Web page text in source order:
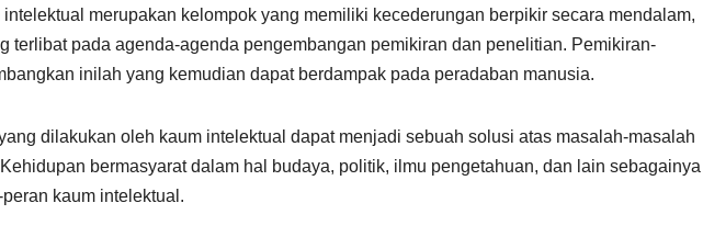
intelektual merupakan kelompok yang memiliki kecederungan berpikir secara mendalam,
terlibat pada agenda-agenda pengembangan pemikiran dan penelitian. Pemikiran-
inilah yang kemudian dapat berdampak pada peradaban manusia.
dilakukan oleh kaum intelektual dapat menjadi sebuah solusi atas masalah-masalah
bermasyarat dalam hal budaya, politik, ilmu pengetahuan, dan lain sebagainya
kaum intelektual.